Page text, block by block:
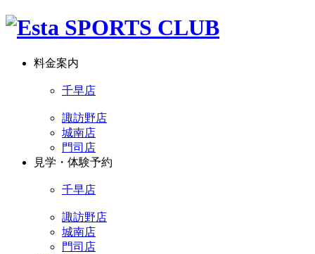
料金案内
千早店
諏訪野店
城南店
門司店
見学・体験予約
千早店
諏訪野店
城南店
門司店